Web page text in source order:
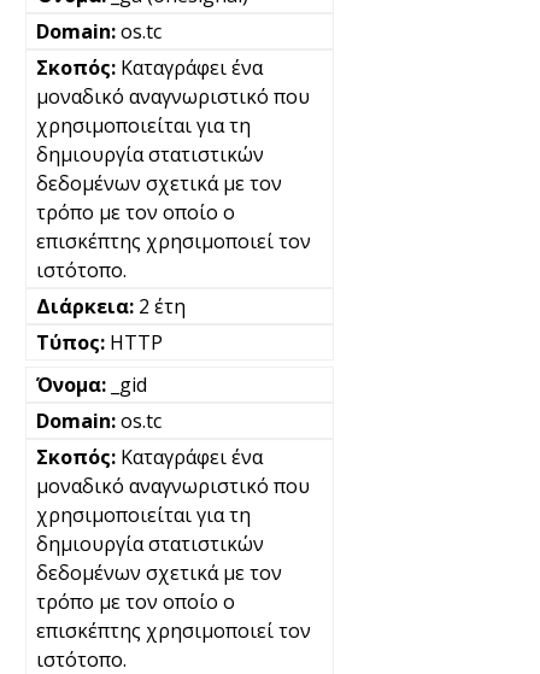
os.tc
Καταγράφει ένα
μοναδικό αναγνωριστικό που
χρησιμοποιείται για τη
δημιουργία στατιστικών
δεδομένων σχετικά με τον
τρόπο με τον οποίο ο
επισκέπτης χρησιμοποιεί τον
ιστότοπο.
2 έτη
HTTP
_gid
os.tc
Καταγράφει ένα
μοναδικό αναγνωριστικό που
χρησιμοποιείται για τη
δημιουργία στατιστικών
δεδομένων σχετικά με τον
τρόπο με τον οποίο ο
επισκέπτης χρησιμοποιεί τον
ιστότοπο.